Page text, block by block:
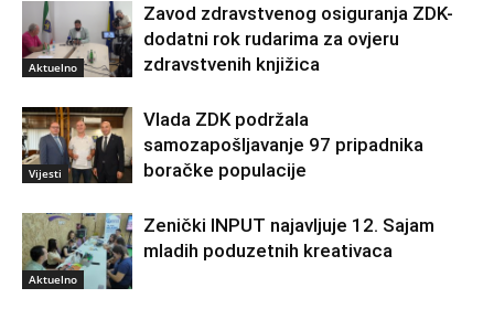
Aktuelno
Zavod zdravstvenog osiguranja ZDK-
dodatni rok rudarima za ovjeru
zdravstvenih knjižica
Vijesti
Vlada ZDK podržala
samozapošljavanje 97 pripadnika
boračke populacije
Aktuelno
Zenički INPUT najavljuje 12. Sajam
mladih poduzetnih kreativaca